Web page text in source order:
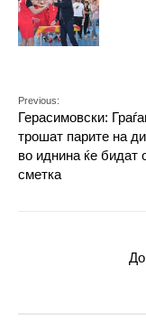
Previous:
Герасимовски:
трошат парите на
во иднина ќе бидат
сметка